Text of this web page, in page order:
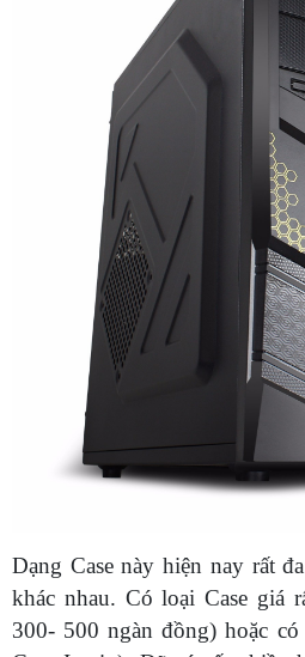
Dạng Case này hiện nay rất
khác nhau. Có loại Case giá
300- 500 ngàn đồng) hoặc